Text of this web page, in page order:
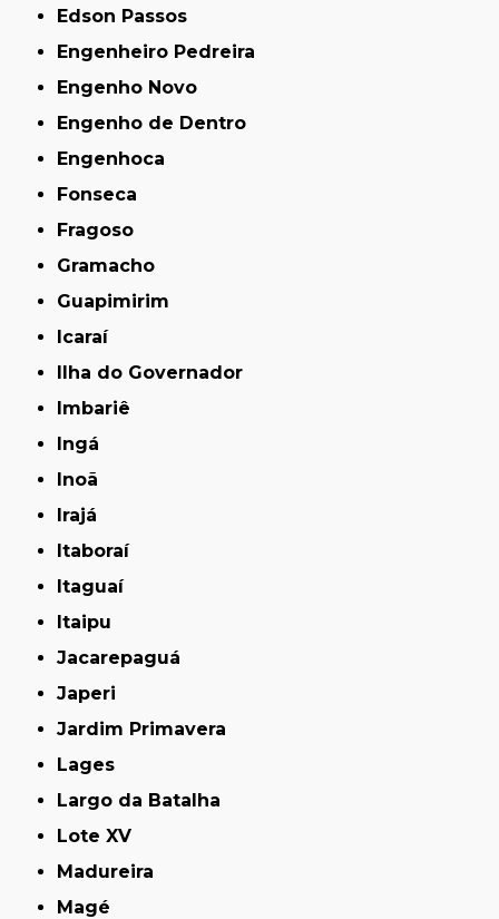
Edson Passos
Engenheiro Pedreira
Engenho Novo
Engenho de Dentro
Engenhoca
Fonseca
Fragoso
Gramacho
Guapimirim
Icaraí
Ilha do Governador
Imbariê
Ingá
Inoã
Irajá
Itaboraí
Itaguaí
Itaipu
Jacarepaguá
Japeri
Jardim Primavera
Lages
Largo da Batalha
Lote XV
Madureira
Magé